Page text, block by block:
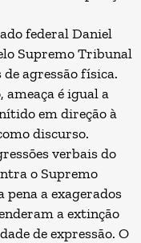
federal Daniel
Supremo Tribunal
agressão física.
ameaça é igual a
em direção à
discurso.
verbais do
o Supremo
a exagerados
a extinção
de expressão. O